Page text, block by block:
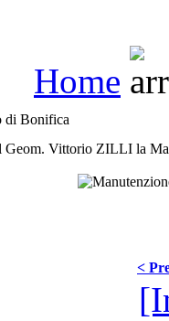
Home
di Bonifica
Geom. Vittorio ZILLI la
<